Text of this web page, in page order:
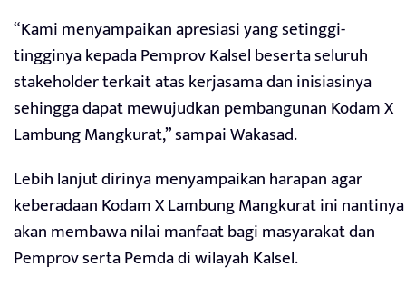
“Kami menyampaikan apresiasi yang setinggi-
tingginya kepada Pemprov Kalsel beserta seluruh
stakeholder terkait atas kerjasama dan inisiasinya
sehingga dapat mewujudkan pembangunan Kodam X
Lambung Mangkurat,” sampai Wakasad.
Lebih lanjut dirinya menyampaikan harapan agar
keberadaan Kodam X Lambung Mangkurat ini nantinya
akan membawa nilai manfaat bagi masyarakat dan
Pemprov serta Pemda di wilayah Kalsel.